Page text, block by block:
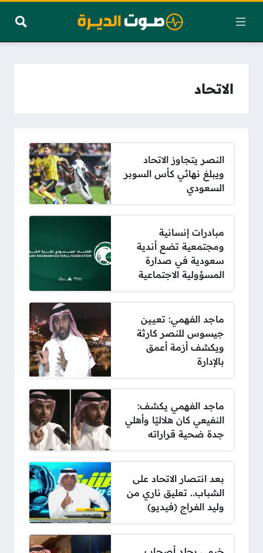
الاتحاد
النصر يتجاوز الاتحاد
ويبلغ نهائي كأس السوبر
السعودي
مبادرات إنسانية
ومجتمعية تضع أندية
سعودية في صدارة
المسؤولية الاجتماعية
ماجد الفهمي: تعيين
جيسوس للنصر كارثة
ويكشف أزمة أعمق
بالإدارة
ماجد الفهمي يكشف:
النفيعي كان هلاليًا وأهلي
جدة ضحية قراراته
بعد انتصار الاتحاد على
الشباب.. تعليق ناري من
وليد الفراج (فيديو)